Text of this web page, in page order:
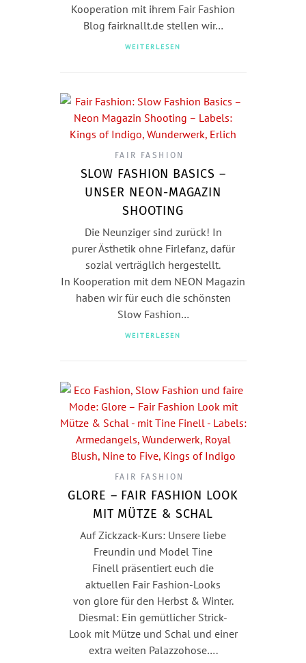
Kooperation mit ihrem Fair Fashion
Blog fairknallt.de stellen wir…
WEITERLESEN
FAIR FASHION
SLOW FASHION BASICS –
UNSER NEON-MAGAZIN
SHOOTING
Die Neunziger sind zurück! In
purer Ästhetik ohne Firlefanz, dafür
sozial verträglich hergestellt.
In Kooperation mit dem NEON Magazin
haben wir für euch die schönsten
Slow Fashion…
WEITERLESEN
FAIR FASHION
GLORE – FAIR FASHION LOOK
MIT MÜTZE & SCHAL
Auf Zickzack-Kurs: Unsere liebe
Freundin und Model Tine
Finell präsentiert euch die
aktuellen Fair Fashion-Looks
von glore für den Herbst & Winter.
Diesmal: Ein gemütlicher Strick-
Look mit Mütze und Schal und einer
extra weiten Palazzohose….